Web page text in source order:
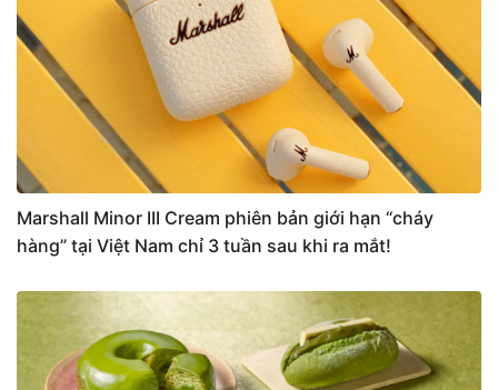
Marshall Minor III Cream phiên bản giới hạn “cháy
hàng” tại Việt Nam chỉ 3 tuần sau khi ra mắt!